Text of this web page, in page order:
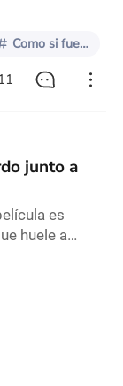
Como si fuera la primera vez
11
junto a
es
huele a
las
que lo leo,
esa historia
el mundo.